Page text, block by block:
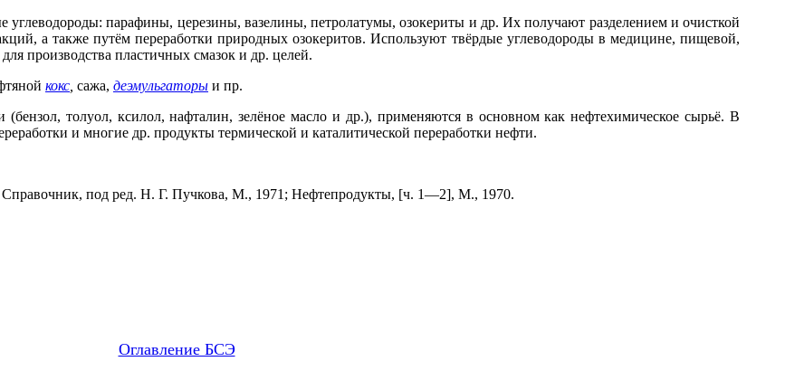
углеводороды: парафины, церезины, вазелины, петролатумы, озокериты и др. Их получают разделением и очисткой
а также путём переработки природных озокеритов. Используют твёрдые углеводороды в медицине, пищевой,
производства пластичных смазок и др. целей.
кокс сажа, деэмульгаторы и пр.
толуол, ксилол, нафталин, зелёное масло и др.), применяются в основном как нефтехимическое сырьё. В
и многие др. продукты термической и каталитической переработки нефти.
под ред. Н. Г. Пучкова, М., 1971; Нефтепродукты, [ч. 1—2], М., 1970.
Оглавление БСЭ